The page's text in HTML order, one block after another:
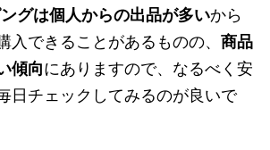
グは個人からの出品が多いから
入できることがあるものの、 商品
傾向にありますので、なるべく安
日チェックしてみるのが良いで